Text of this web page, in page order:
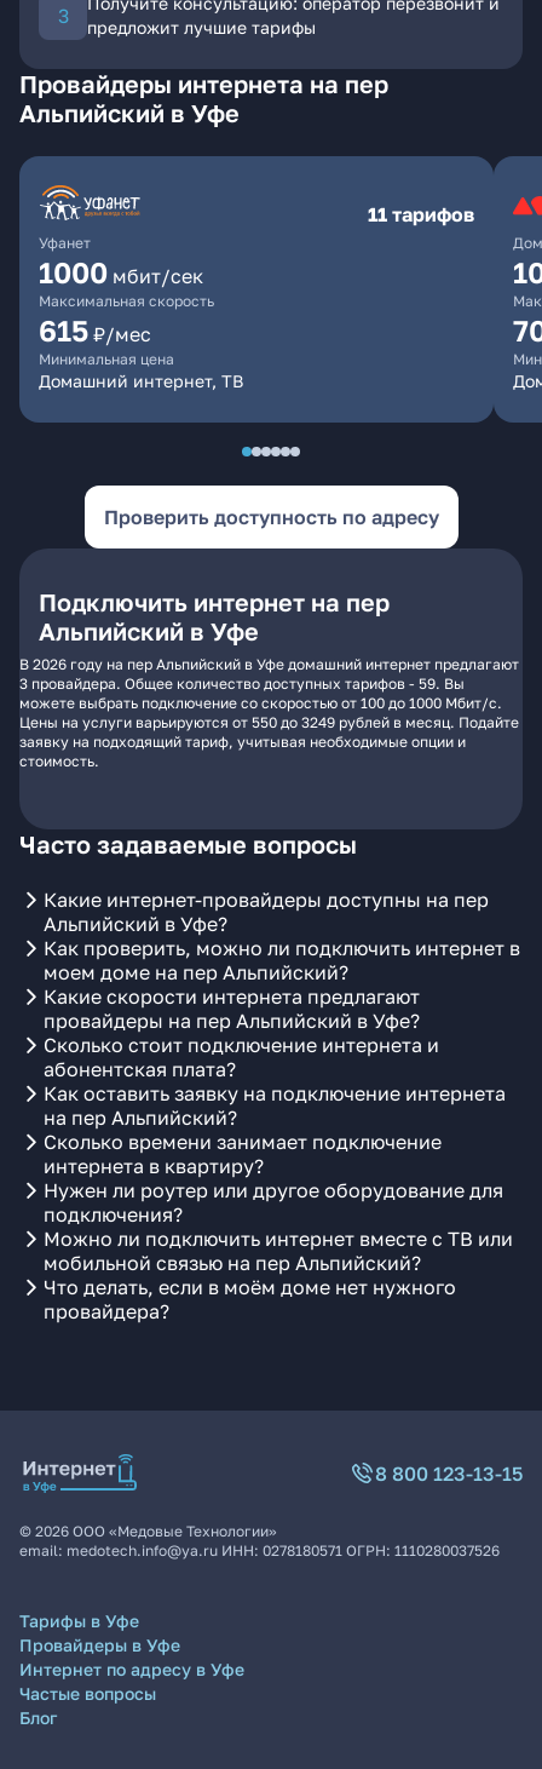
предложит лучшие тарифы
Провайдеры интернета на пер
Альпийский в Уфе
Уфанет
11 тарифов
1000 мбит/сек
Максимальная скорость
615 ₽/мес
Минимальная цена
Домашний интернет, ТВ
Проверить доступность по адресу
Подключить интернет на пер
Альпийский в Уфе
В 2026 году на пер Альпийский в Уфе домашний интернет предлагают
3 провайдера. Общее количество доступных тарифов - 59. Вы
можете выбрать подключение со скоростью от 100 до 1000 Мбит/с.
Цены на услуги варьируются от 550 до 3249 рублей в месяц. Подайте
заявку на подходящий тариф, учитывая необходимые опции и
стоимость.
Часто задаваемые вопросы
Какие интернет-провайдеры доступны на пер
Альпийский в Уфе?
Как проверить, можно ли подключить интернет в
моем доме на пер Альпийский?
Какие скорости интернета предлагают
провайдеры на пер Альпийский в Уфе?
Сколько стоит подключение интернета и
абонентская плата?
Как оставить заявку на подключение интернета
на пер Альпийский?
Сколько времени занимает подключение
интернета в квартиру?
Нужен ли роутер или другое оборудование для
подключения?
Можно ли подключить интернет вместе с ТВ или
мобильной связью на пер Альпийский?
Что делать, если в моём доме нет нужного
провайдера?
8 800 123-13-15
© 2026 ООО «Медовые Технологии»
email: medotech.info@ya.ru ИНН: 0278180571 ОГРН: 1110280037526
Тарифы в Уфе
Провайдеры в Уфе
Интернет по адресу в Уфе
Частые вопросы
Блог